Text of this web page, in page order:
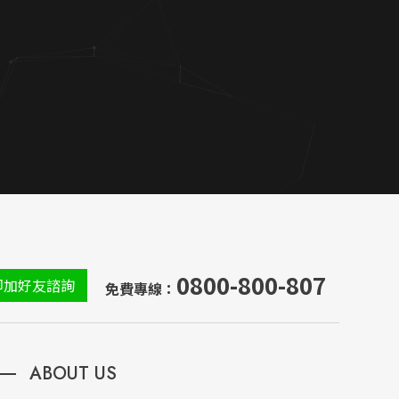
好友諮詢 免費專線： 0800-800-807
ABOUT US